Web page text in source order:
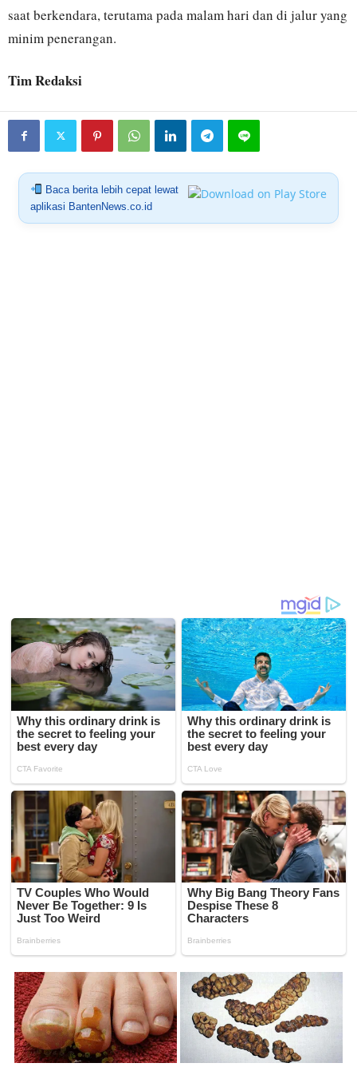
saat berkendara, terutama pada malam hari dan di jalur yang
minim penerangan.
Tim Redaksi
Baca berita lebih cepat lewat
aplikasi BantenNews.co.id